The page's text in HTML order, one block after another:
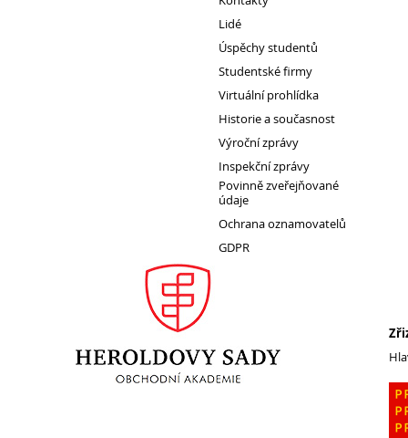
Zájmové aktivity
FotoKlub
Klub mladých diváků
Školní knihovna
Spolek Herold
Lidé
Úspěchy studentů
Studentské firmy
Virtuální prohlídka
Historie a současnost
Výroční zprávy
Inspekční zprávy
Povinně zveřejňované
údaje
Ochrana oznamovatelů
GDPR